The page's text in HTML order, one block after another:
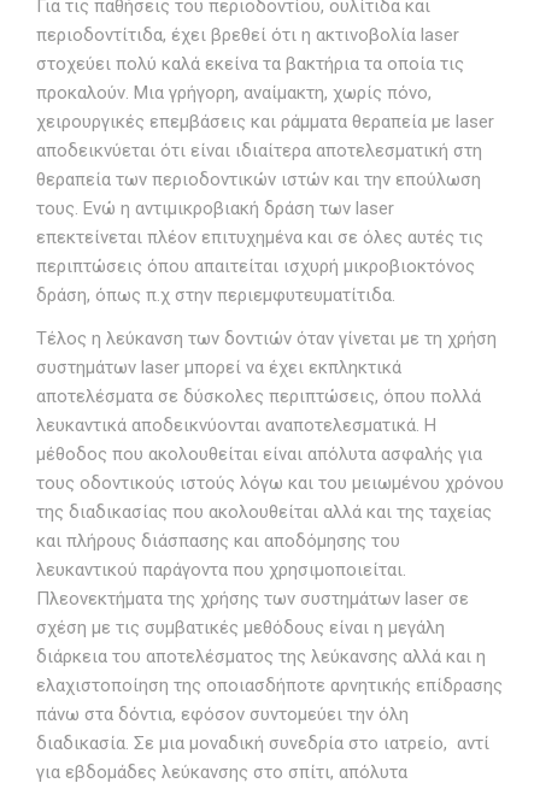
Για τις παθήσεις του περιοδοντίου, ουλίτιδα και
περιοδοντίτιδα, έχει βρεθεί ότι η ακτινοβολία laser
στοχεύει πολύ καλά εκείνα τα βακτήρια τα οποία τις
προκαλούν. Μια γρήγορη, αναίμακτη, χωρίς πόνο,
χειρουργικές επεμβάσεις και ράμματα θεραπεία με laser
αποδεικνύεται ότι είναι ιδιαίτερα αποτελεσματική στη
θεραπεία των περιοδοντικών ιστών και την επούλωση
τους. Ενώ η αντιμικροβιακή δράση των laser
επεκτείνεται πλέον επιτυχημένα και σε όλες αυτές τις
περιπτώσεις όπου απαιτείται ισχυρή μικροβιοκτόνος
δράση, όπως π.χ στην περιεμφυτευματίτιδα.
Τέλος η λεύκανση των δοντιών όταν γίνεται με τη χρήση
συστημάτων laser μπορεί να έχει εκπληκτικά
αποτελέσματα σε δύσκολες περιπτώσεις, όπου πολλά
λευκαντικά αποδεικνύονται αναποτελεσματικά. Η
μέθοδος που ακολουθείται είναι απόλυτα ασφαλής για
τους οδοντικούς ιστούς λόγω και του μειωμένου χρόνου
της διαδικασίας που ακολουθείται αλλά και της ταχείας
και πλήρους διάσπασης και αποδόμησης του
λευκαντικού παράγοντα που χρησιμοποιείται.
Πλεονεκτήματα της χρήσης των συστημάτων laser σε
σχέση με τις συμβατικές μεθόδους είναι η μεγάλη
διάρκεια του αποτελέσματος της λεύκανσης αλλά και η
ελαχιστοποίηση της οποιασδήποτε αρνητικής επίδρασης
πάνω στα δόντια, εφόσον συντομεύει την όλη
διαδικασία. Σε μια μοναδική συνεδρία στο ιατρείο, αντί
για εβδομάδες λεύκανσης στο σπίτι, απόλυτα